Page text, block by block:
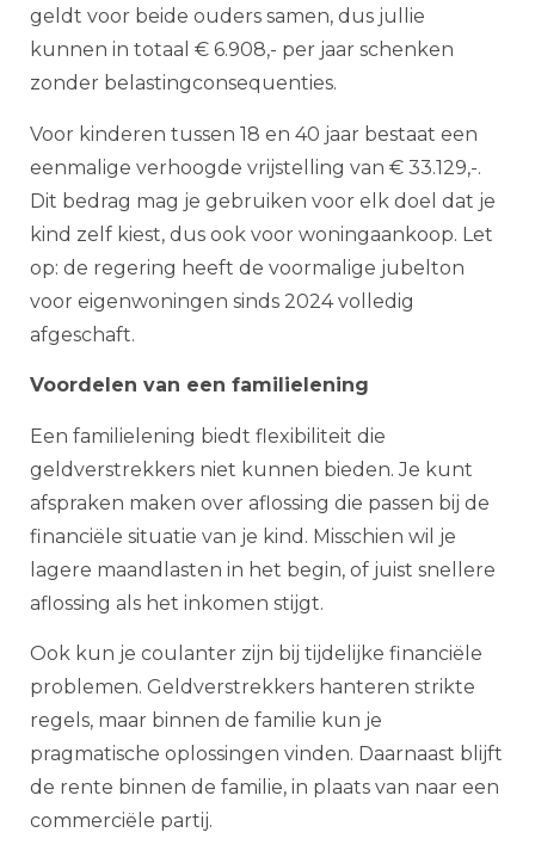
geldt voor beide ouders samen, dus jullie
kunnen in totaal € 6.908,- per jaar schenken
zonder belastingconsequenties.
Voor kinderen tussen 18 en 40 jaar bestaat een
eenmalige verhoogde vrijstelling van € 33.129,-.
Dit bedrag mag je gebruiken voor elk doel dat je
kind zelf kiest, dus ook voor woningaankoop. Let
op: de regering heeft de voormalige jubelton
voor eigenwoningen sinds 2024 volledig
afgeschaft.
Voordelen van een familielening
Een familielening biedt flexibiliteit die
geldverstrekkers niet kunnen bieden. Je kunt
afspraken maken over aflossing die passen bij de
financiële situatie van je kind. Misschien wil je
lagere maandlasten in het begin, of juist snellere
aflossing als het inkomen stijgt.
Ook kun je coulanter zijn bij tijdelijke financiële
problemen. Geldverstrekkers hanteren strikte
regels, maar binnen de familie kun je
pragmatische oplossingen vinden. Daarnaast blijft
de rente binnen de familie, in plaats van naar een
commerciële partij.